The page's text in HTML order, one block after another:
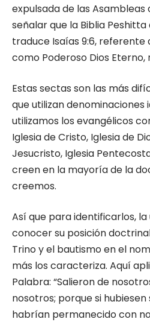
expulsada de las Asambleas
señalar que la Biblia Peshitta
traduce Isaías 9:6, referente
como Poderoso Dios Eterno,
Estas sectas son las más
que utilizan denominaciones
utilizamos los evangélicos
Iglesia de Cristo, Iglesia de
Jesucristo, Iglesia
creen en la mayoría de la
creemos.
Así que para identificarlos,
conocer su posición
Trino y el bautismo en el
más los caracteriza. Aquí
Palabra: “Salieron de
nosotros; porque si
habrían permanecido con